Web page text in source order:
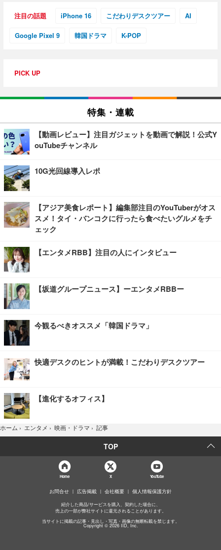
注目の話題 iPhone 16 こだわりデスクツアー AI
Google Pixel 9 韓国ドラマ K-POP
PICK UP
特集・連載
【動画レビュー】注目ガジェットを動画で解説！公式Y
ouTubeチャンネル
10G光回線導入レポ
【アジア美食レポート】編集部注目のYouTuberがオス
スメ！タイ・バンコクに行ったら食べたいグルメをチ
ェック
【エンタメRBB】注目の人にインタビュー
【坂道グループニュース】ーエンタメRBBー
今観るべきオススメ「韓国ドラマ」
快適デスクのヒントが満載！こだわりデスクツアー
【進化するオフィス】
ホーム › エンタメ › 映画・ドラマ › 記事
TOP
Home X YouTube
お問合せ 広告掲載 会社概要 個人情報保護方針
紹介した商品/サービスを購入、契約した場合に、
売上の一部が弊社サイトに還元されることがあります。
当サイトに掲載の記事・見出し・写真・画像の無断転載を禁じます。
Copyright © 2026 IID, Inc.